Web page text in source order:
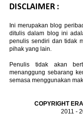
DISCLAIMER :
Ini merupakan blog
ditulis dalam blog ini
penulis sendiri dan tidak
pihak yang lain.
Penulis tidak akan
menanggung sebarang
semasa menggunakan
COPYRIGHT
2011 -